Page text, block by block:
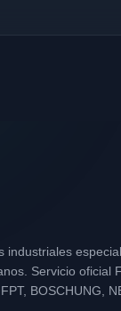
industriales
Servicio oficial
BOSCHUNG,